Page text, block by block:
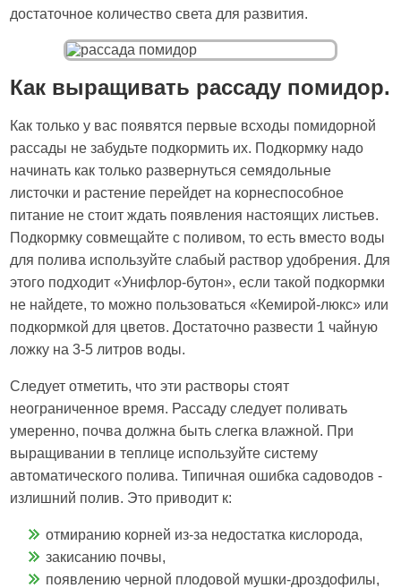
достаточное количество света для развития.
Как выращивать рассаду помидор.
Как только у вас появятся первые всходы помидорной
рассады не забудьте подкормить их. Подкормку надо
начинать как только развернуться семядольные
листочки и растение перейдет на корнеспособное
питание не стоит ждать появления настоящих листьев.
Подкормку совмещайте с поливом, то есть вместо воды
для полива используйте слабый раствор удобрения. Для
этого подходит «Унифлор-бутон», если такой подкормки
не найдете, то можно пользоваться «Кемирой-люкс» или
подкормкой для цветов. Достаточно развести 1 чайную
ложку на 3-5 литров воды.
Следует отметить, что эти растворы стоят
неограниченное время. Рассаду следует поливать
умеренно, почва должна быть слегка влажной. При
выращивании в теплице используйте систему
автоматического полива. Типичная ошибка садоводов -
излишний полив. Это приводит к:
отмиранию корней из-за недостатка кислорода,
закисанию почвы,
появлению черной плодовой мушки-дроздофилы,